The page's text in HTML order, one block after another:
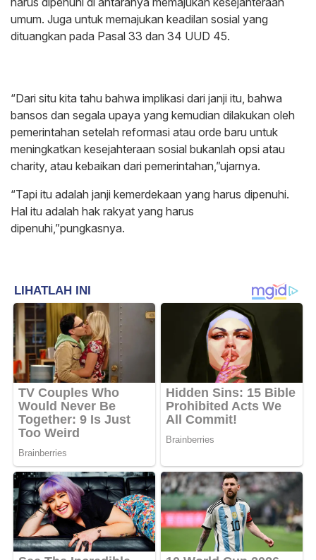
umum. Juga untuk memajukan keadilan sosial yang
dituangkan pada Pasal 33 dan 34 UUD 45.
“Dari situ kita tahu bahwa implikasi dari janji itu, bahwa
bansos dan segala upaya yang kemudian dilakukan oleh
pemerintahan setelah reformasi atau orde baru untuk
meningkatkan kesejahteraan sosial bukanlah opsi atau
charity, atau kebaikan dari pemerintahan,”ujarnya.
“Tapi itu adalah janji kemerdekaan yang harus dipenuhi.
Hal itu adalah hak rakyat yang harus
dipenuhi,”pungkasnya.